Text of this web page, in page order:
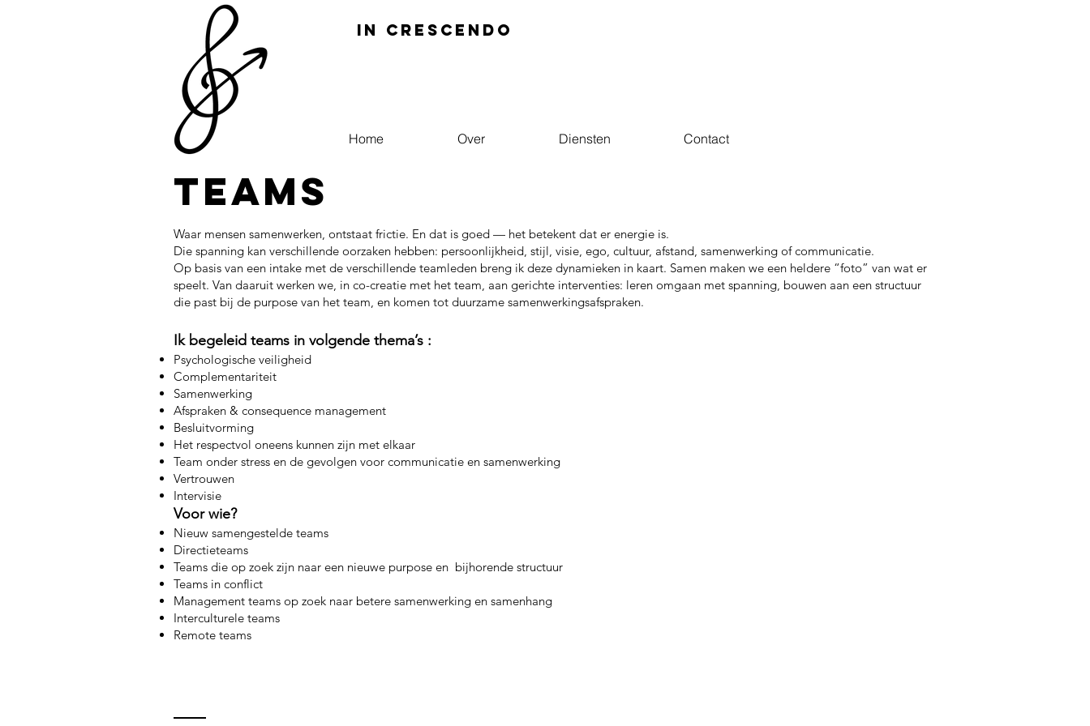
In crescendo
Home Over Diensten Contact
Teams
Waar mensen samenwerken, ontstaat frictie. En dat is goed — het betekent dat er energie is.
Die spanning kan verschillende oorzaken hebben: persoonlijkheid, stijl, visie, ego, cultuur, afstand, samenwerking of communicatie.
Op basis van een intake met de verschillende teamleden breng ik deze dynamieken in kaart. Samen maken we een heldere “foto” van wat er
speelt. Van daaruit werken we, in co-creatie met het team, aan gerichte interventies: leren omgaan met spanning, bouwen aan een structuur
die past bij de purpose van het team, en komen tot duurzame samenwerkingsafspraken.
Ik begeleid teams in volgende thema’s :
Psychologische veiligheid
Complementariteit
Samenwerking
Afspraken & consequence management
Besluitvorming
Het respectvol oneens kunnen zijn met elkaar
Team onder stress en de gevolgen voor communicatie en samenwerking
Vertrouwen
Intervisie
Voor wie?
Nieuw samengestelde teams
Directieteams
Teams die op zoek zijn naar een nieuwe purpose en bijhorende structuur
Teams in conflict
Management teams op zoek naar betere samenwerking en samenhang
Interculturele teams
Remote teams